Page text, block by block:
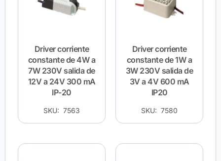
Driver corriente
constante de 4W a
7W 230V salida de
12V a 24V 300 mA
IP-20
SKU: 7563
Driver corriente
constante de 1W a
3W 230V salida de
3V a 4V 600 mA
IP20
SKU: 7580